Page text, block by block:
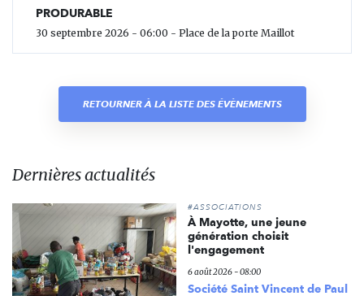
PRODURABLE
30 septembre 2026 - 06:00 - Place de la porte Maillot
RETOURNER À LA LISTE DES ÉVÈNEMENTS
Dernières actualités
#ASSOCIATIONS
À Mayotte, une jeune
génération choisit
l'engagement
6 août 2026 - 08:00
Société Saint Vincent de Paul